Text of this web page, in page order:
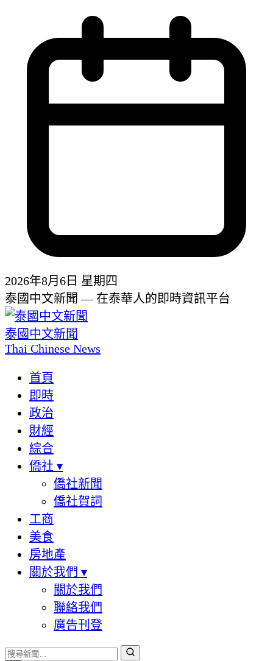
2026年8月6日 星期四
泰國中文新聞 — 在泰華人的即時資訊平台
泰國中文新聞
Thai Chinese News
首頁
即時
政治
財經
綜合
僑社 ▾
僑社新聞
僑社賀詞
工商
美食
房地產
關於我們 ▾
關於我們
聯絡我們
廣告刊登